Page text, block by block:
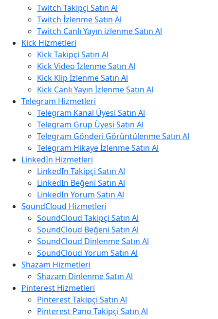
Twitch Takipçi Satın Al
Twitch İzlenme Satın Al
Twitch Canlı Yayın izlenme Satın Al
Kick Hizmetleri
Kick Takipçi Satın Al
Kick Video İzlenme Satın Al
Kick Klip İzlenme Satın Al
Kick Canlı Yayın İzlenme Satın Al
Telegram Hizmetleri
Telegram Kanal Üyesi Satın Al
Telegram Grup Üyesi Satın Al
Telegram Gönderi Görüntülenme Satın Al
Telegram Hikaye İzlenme Satın Al
LinkedIn Hizmetleri
LinkedIn Takipçi Satın Al
LinkedIn Beğeni Satın Al
LinkedIn Yorum Satın Al
SoundCloud Hizmetleri
SoundCloud Takipçi Satın Al
SoundCloud Beğeni Satın Al
SoundCloud Dinlenme Satın Al
SoundCloud Yorum Satın Al
Shazam Hizmetleri
Shazam Dinlenme Satın Al
Pinterest Hizmetleri
Pinterest Takipçi Satın Al
Pinterest Pano Takipçi Satın Al